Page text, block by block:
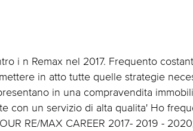
i n Remax nel 2017. Frequento
in atto tutte quelle strategie
in una compravendita
con un servizio di alta qualita' Ho
RE/MAX CAREER 2017- 2019 -